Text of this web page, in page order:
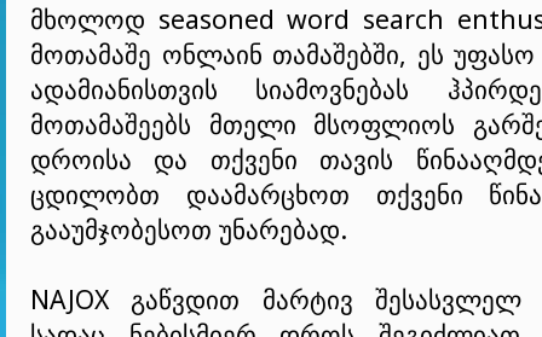
მხოლოდ seasoned word search
მოთამაშე ონლაინ თამაშებში, ეს
ადამიანისთვის სიამოვნებას
მოთამაშეებს მთელი მსოფლიოს
დროისა და თქვენი თავის
ცდილობთ დაამარცხოთ თქვენი
გააუმჯობესოთ უნარებად.
NAJOX გაწვდით მარტივ